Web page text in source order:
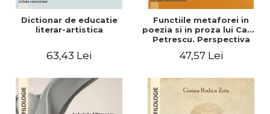
Dictionar de educatie
literar-artistica
63,43 Lei
Functiile metaforei in
poezia si in proza lui Camil
Petrescu. Perspectiva
47,57 Lei